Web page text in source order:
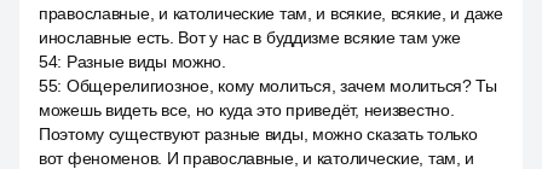
православные, и католические там, и всякие, всякие, и даже
инославные есть. Вот у нас в буддизме всякие там уже
54: Разные виды можно.
55: Общерелигиозное, кому молиться, зачем молиться? Ты
можешь видеть все, но куда это приведёт, неизвестно.
Поэтому существуют разные виды, можно сказать только
вот феноменов. И православные, и католические, там, и